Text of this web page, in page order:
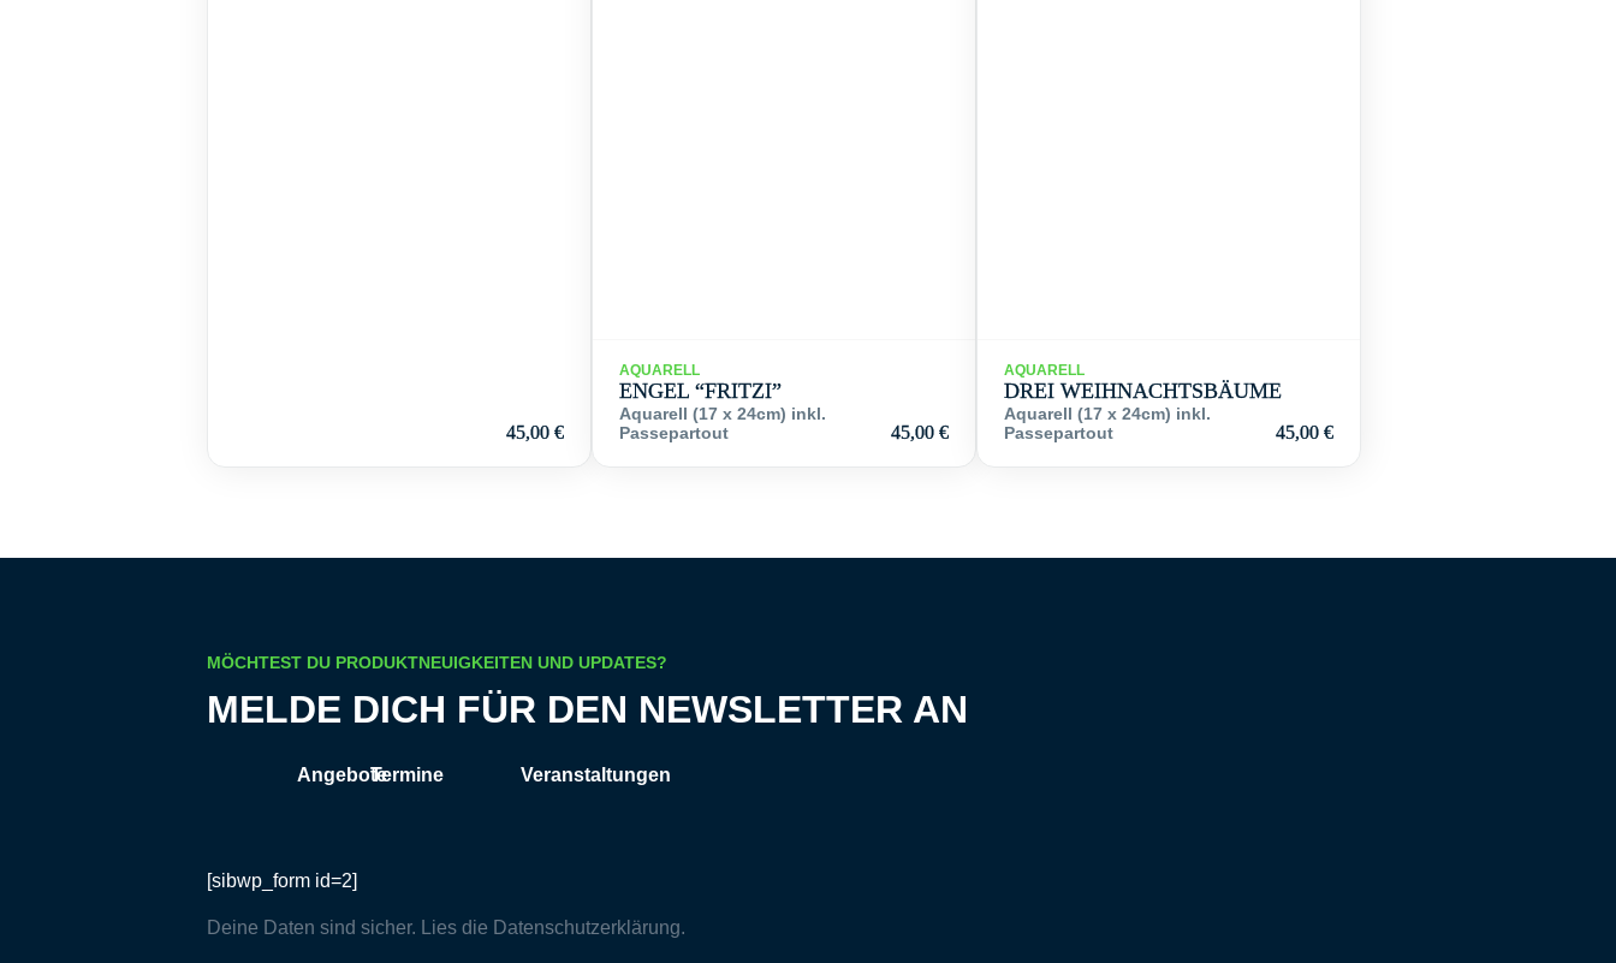
45,00 €
AQUARELL
ENGEL “FRITZI”
Aquarell (17 x 24cm) inkl.
Passepartout
45,00 €
AQUARELL
DREI WEIHNACHTSBÄUME
Aquarell (17 x 24cm) inkl.
Passepartout
45,00 €
MÖCHTEST DU PRODUKTNEUIGKEITEN UND UPDATES?
MELDE DICH FÜR DEN NEWSLETTER AN
AngeboteTermine Veranstaltungen
[sibwp_form id=2]
Deine Daten sind sicher. Lies die Datenschutzerklärung.